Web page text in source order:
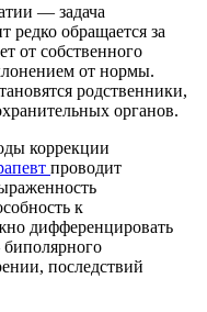
— задача
обращается за
от собственного
от нормы.
родственники,
органов.
коррекции
проводит
к
дифференцировать
последствий